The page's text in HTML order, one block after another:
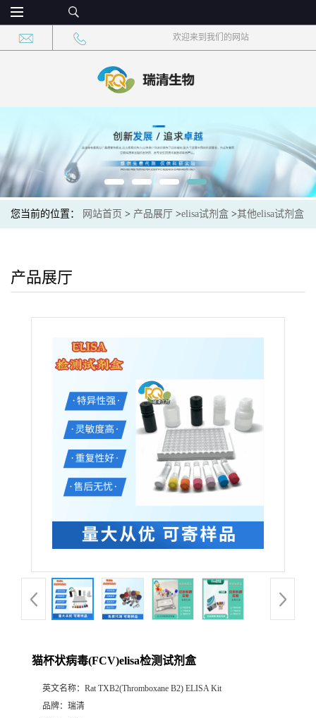
欢迎来到我们的网站
您当前的位置： 网站首页 > 产品展厅 >elisa试剂盒 >其他elisa试剂盒
产品展厅
猫杯状病毒(FCV)elisa检测试剂盒
英文名称： Rat TXB2(Thromboxane B2) ELISA Kit
品牌： 瑞清